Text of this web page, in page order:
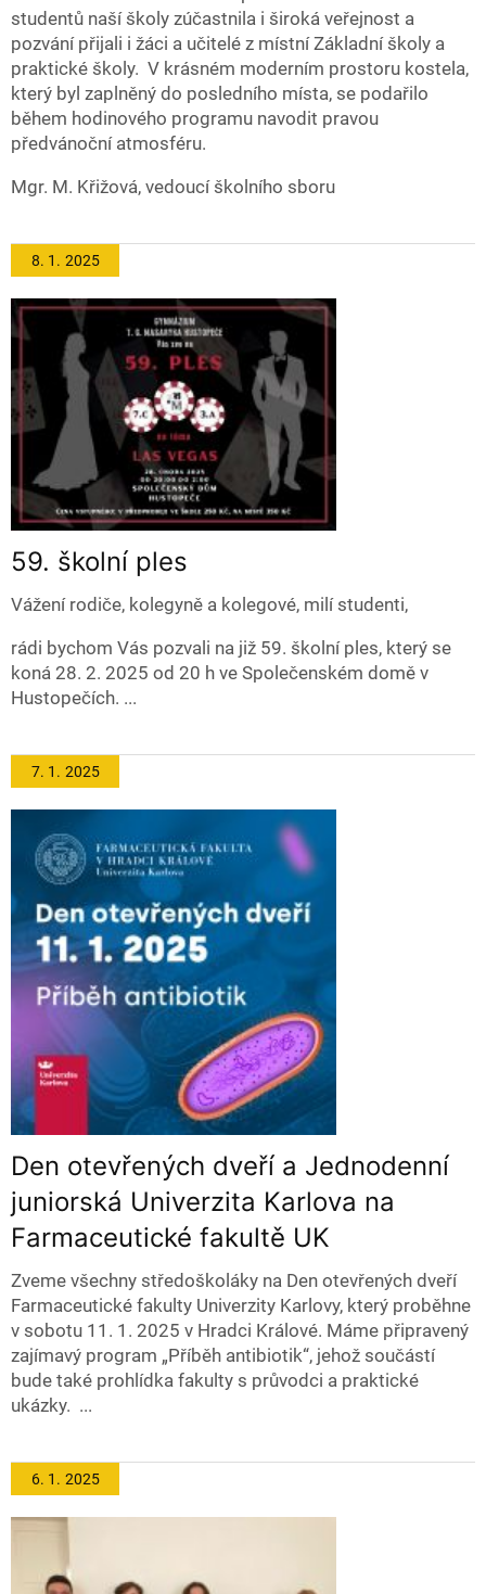
studentů naší školy zúčastnila i široká veřejnost a
pozvání přijali i žáci a učitelé z místní Základní školy a
praktické školy. V krásném moderním prostoru kostela,
který byl zaplněný do posledního místa, se podařilo
během hodinového programu navodit pravou
předvánoční atmosféru.
Mgr. M. Křižová, vedoucí školního sboru
8. 1. 2025
59. školní ples
Vážení rodiče, kolegyně a kolegové, milí studenti,
rádi bychom Vás pozvali na již 59. školní ples, který se
koná 28. 2. 2025 od 20 h ve Společenském domě v
Hustopečích. ...
7. 1. 2025
Den otevřených dveří a Jednodenní
juniorská Univerzita Karlova na
Farmaceutické fakultě UK
Zveme všechny středoškoláky na Den otevřených dveří
Farmaceutické fakulty Univerzity Karlovy, který proběhne
v sobotu 11. 1. 2025 v Hradci Králové. Máme připravený
zajímavý program „Příběh antibiotik“, jehož součástí
bude také prohlídka fakulty s průvodci a praktické
ukázky. ...
6. 1. 2025